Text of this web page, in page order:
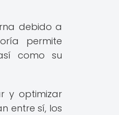
debido a
permite
como su
y optimizar
entre sí, los